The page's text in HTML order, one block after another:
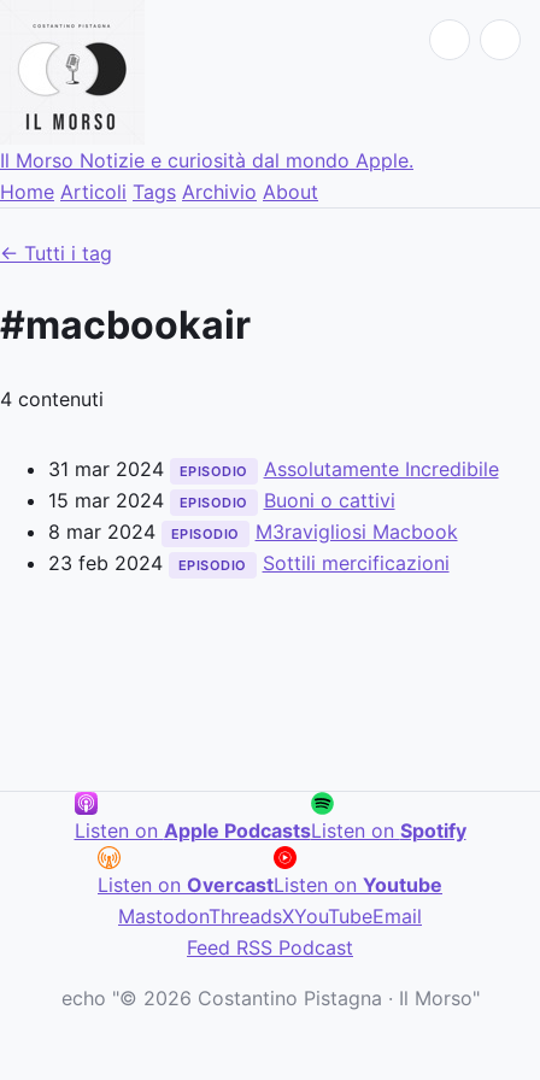
Il Morso Notizie e curiosità dal mondo Apple.
Home Articoli Tags Archivio About
← Tutti i tag
#macbookair
4 contenuti
31 mar 2024 EPISODIO
Assolutamente Incredibile
15 mar 2024
EPISODIO
Buoni o cattivi
8 mar 2024
EPISODIO
M3ravigliosi Macbook
23 feb 2024
EPISODIO Sottili mercificazioni
Listen on Apple PodcastsListen on Spotify
Listen on OvercastListen on Youtube
MastodonThreadsXYouTubeEmail
Feed RSS Podcast
echo "© 2026 Costantino Pistagna · Il Morso"